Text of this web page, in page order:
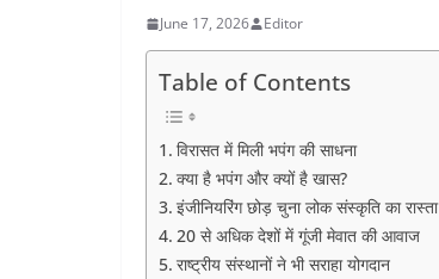
June 17, 2026 Editor
Table of Contents
विरासत में मिली भपंग की साधना
क्या है भपंग और क्यों है खास?
इंजीनियरिंग छोड़ चुना लोक संस्कृति का रास्ता
20 से अधिक देशों में गूंजी मेवात की आवाज
राष्ट्रीय संस्थानों ने भी सराहा योगदान